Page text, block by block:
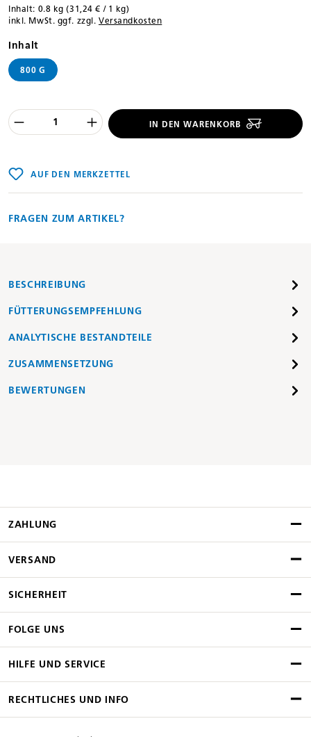
Inhalt: 0.8 kg(31,24 € / 1 kg)
inkl. MwSt. ggf. zzgl. Versandkosten
Inhaltauswählen
800 G
Produkt Anzahl des Produktes
IN DEN WARENKORB
AUF DEN MERKZETTEL
FRAGEN ZUM ARTIKEL?
BESCHREIBUNG
FÜTTERUNGSEMPFEHLUNG
ANALYTISCHE BESTANDTEILE
ZUSAMMENSETZUNG
BEWERTUNGEN
ZAHLUNG
VERSAND
SICHERHEIT
FOLGE UNS
HILFE UND SERVICE
RECHTLICHES UND INFO